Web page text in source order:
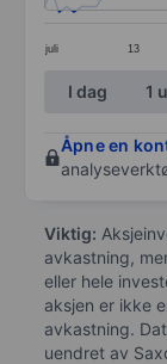
juli 13
End of
I dag 1
Åpne en
Viktig:
avkastning,
eller hele
aksjen er ikke
avkastning.
uendret av